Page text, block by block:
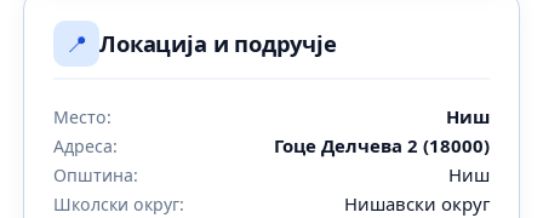
📍 Локација и подручје
Место: Ниш
Адреса: Гоце Делчева 2 (18000)
Општина: Ниш
Школски округ: Нишавски округ